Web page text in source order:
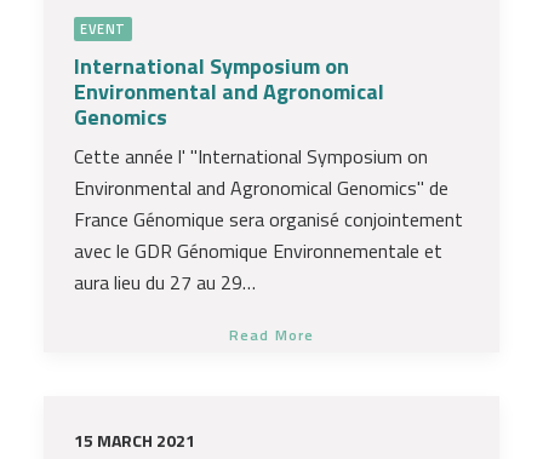
EVENT
International Symposium on
Environmental and Agronomical
Genomics
Cette année l' "International Symposium on
Environmental and Agronomical Genomics" de
France Génomique sera organisé conjointement
avec le GDR Génomique Environnementale et
aura lieu du 27 au 29…
Read More
15 MARCH 2021